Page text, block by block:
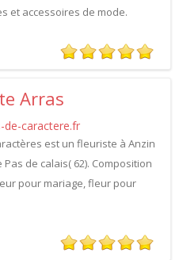
et accessoires de mode.
Arras
de-caractere.fr
est un fleuriste à Anzin
de calais( 62). Composition
pour mariage, fleur pour